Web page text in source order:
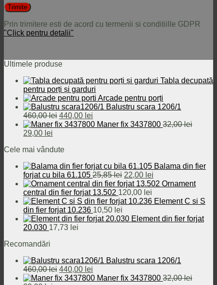
Prin trimitere esti de acord cu termenii si conditiille GDPR
"Click pentru detalii"
Ultimele produse
Tabla decupată
pentru porți și garduri
Arcade pentru porți
Balustru scara 1206/1
460,00lei Prețul
inițial
460,00 lei.
440,00 lei
curent
Maner fix 3437800 32,00lei
Prețul
a
32,00 lei.
29,00 lei
este:
Cele mai vândute
Balama din fier
forjat cu bila 61.105 25,85lei Prețul
inițial
a
fost:
22,00 lei
curent
22,00 lei.
Ornament
central din fier forjat 13.502 120,00 lei
Element C si S
din fier forjat 10.236 10,50 lei
Element din fier forjat
20.030 17,73 lei
Recomandări
Balustru scara 1206/1
460,00lei Prețul
inițial
440,00 lei
curent
Maner fix 3437800 32,00lei